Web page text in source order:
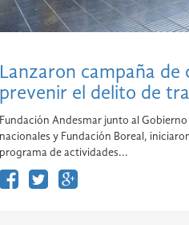
Lanzaron campaña de
prevenir el delito de
Fundación Andesmar junto al
nacionales y Fundación Boreal,
programa de actividades...